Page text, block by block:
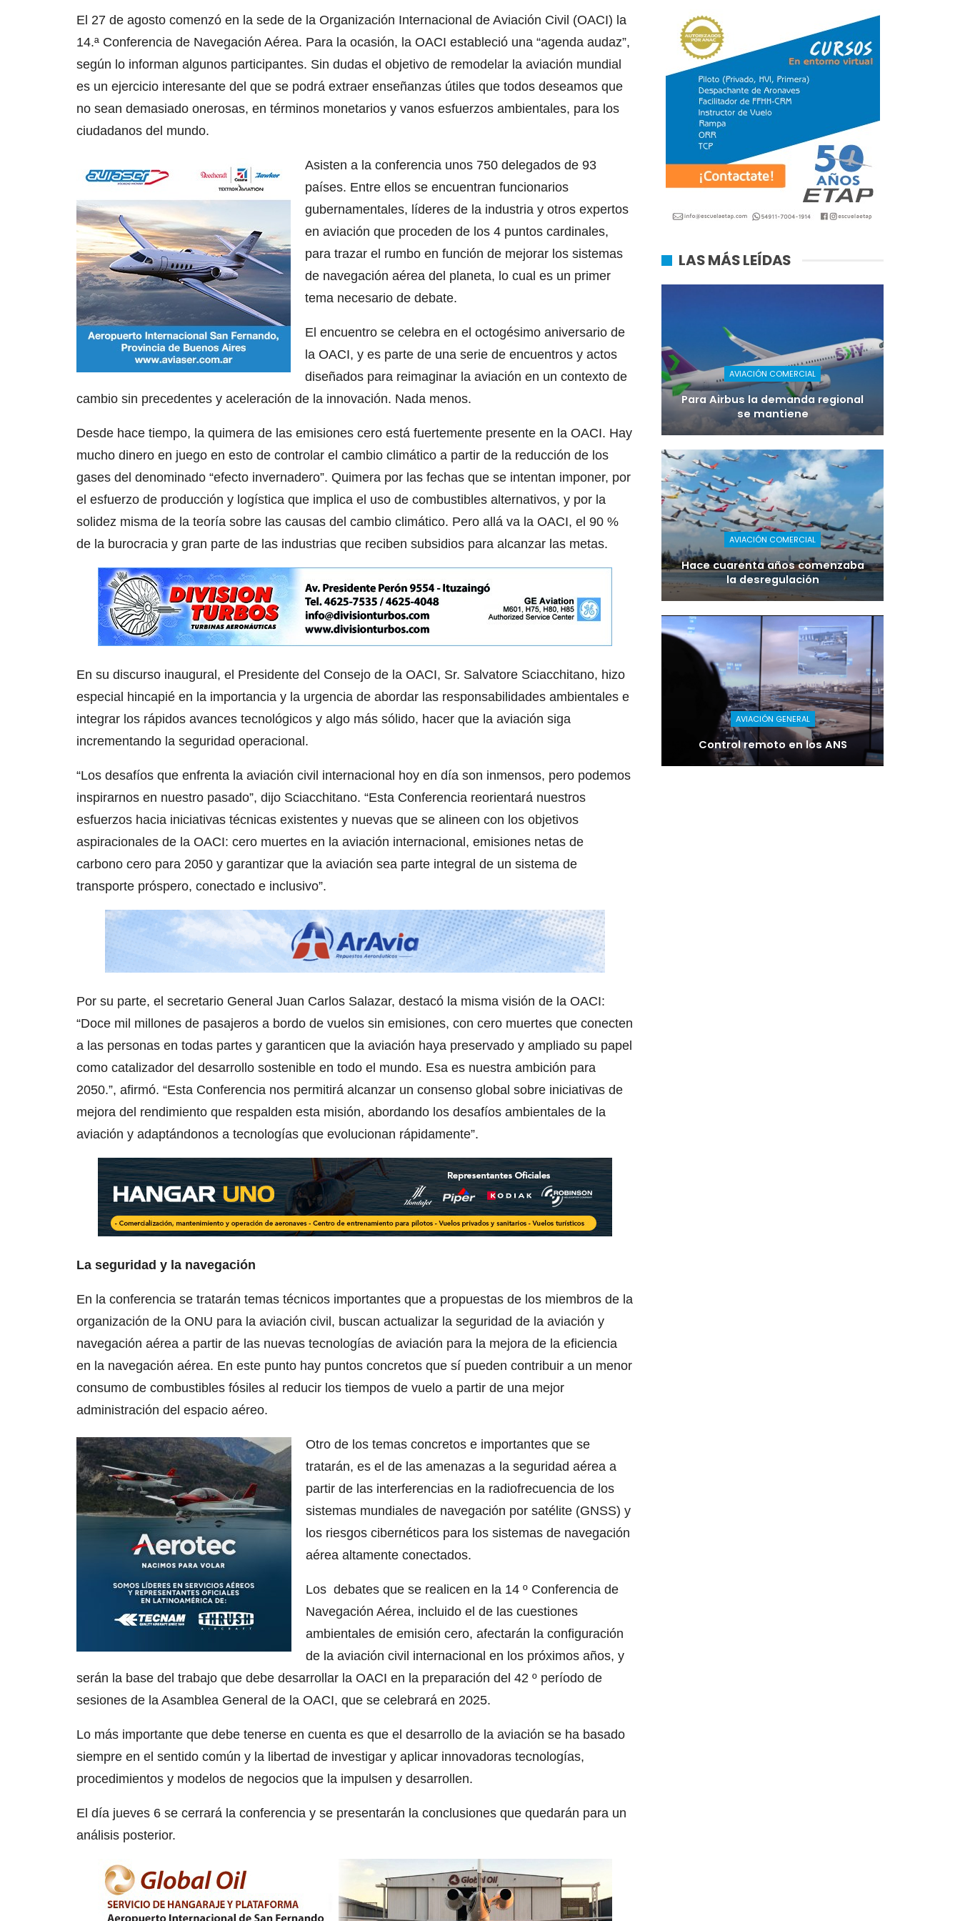
El 27 de agosto comenzó en la sede de la Organización Internacional de Aviación Civil (OACI) la
14.ª Conferencia de Navegación Aérea. Para la ocasión, la OACI estableció una “agenda audaz”,
según lo informan algunos participantes. Sin dudas el objetivo de remodelar la aviación mundial
es un ejercicio interesante del que se podrá extraer enseñanzas útiles que todos deseamos que
no sean demasiado onerosas, en términos monetarios y vanos esfuerzos ambientales, para los
ciudadanos del mundo.
Asisten a la conferencia unos 750 delegados de 93
países. Entre ellos se encuentran funcionarios
gubernamentales, líderes de la industria y otros expertos
en aviación que proceden de los 4 puntos cardinales,
para trazar el rumbo en función de mejorar los sistemas
de navegación aérea del planeta, lo cual es un primer
tema necesario de debate.
El encuentro se celebra en el octogésimo aniversario de
la OACI, y es parte de una serie de encuentros y actos
diseñados para reimaginar la aviación en un contexto de
cambio sin precedentes y aceleración de la innovación. Nada menos.
Desde hace tiempo, la quimera de las emisiones cero está fuertemente presente en la OACI. Hay
mucho dinero en juego en esto de controlar el cambio climático a partir de la reducción de los
gases del denominado “efecto invernadero”. Quimera por las fechas que se intentan imponer, por
el esfuerzo de producción y logística que implica el uso de combustibles alternativos, y por la
solidez misma de la teoría sobre las causas del cambio climático. Pero allá va la OACI, el 90 %
de la burocracia y gran parte de las industrias que reciben subsidios para alcanzar las metas.
En su discurso inaugural, el Presidente del Consejo de la OACI, Sr. Salvatore Sciacchitano, hizo
especial hincapié en la importancia y la urgencia de abordar las responsabilidades ambientales e
integrar los rápidos avances tecnológicos y algo más sólido, hacer que la aviación siga
incrementando la seguridad operacional.
“Los desafíos que enfrenta la aviación civil internacional hoy en día son inmensos, pero podemos
inspirarnos en nuestro pasado”, dijo Sciacchitano. “Esta Conferencia reorientará nuestros
esfuerzos hacia iniciativas técnicas existentes y nuevas que se alineen con los objetivos
aspiracionales de la OACI: cero muertes en la aviación internacional, emisiones netas de
carbono cero para 2050 y garantizar que la aviación sea parte integral de un sistema de
transporte próspero, conectado e inclusivo”.
Por su parte, el secretario General Juan Carlos Salazar, destacó la misma visión de la OACI:
“Doce mil millones de pasajeros a bordo de vuelos sin emisiones, con cero muertes que conecten
a las personas en todas partes y garanticen que la aviación haya preservado y ampliado su papel
como catalizador del desarrollo sostenible en todo el mundo. Esa es nuestra ambición para
2050.”, afirmó. “Esta Conferencia nos permitirá alcanzar un consenso global sobre iniciativas de
mejora del rendimiento que respalden esta misión, abordando los desafíos ambientales de la
aviación y adaptándonos a tecnologías que evolucionan rápidamente”.
La seguridad y la navegación
En la conferencia se tratarán temas técnicos importantes que a propuestas de los miembros de la
organización de la ONU para la aviación civil, buscan actualizar la seguridad de la aviación y
navegación aérea a partir de las nuevas tecnologías de aviación para la mejora de la eficiencia
en la navegación aérea. En este punto hay puntos concretos que sí pueden contribuir a un menor
consumo de combustibles fósiles al reducir los tiempos de vuelo a partir de una mejor
administración del espacio aéreo.
Otro de los temas concretos e importantes que se
tratarán, es el de las amenazas a la seguridad aérea a
partir de las interferencias en la radiofrecuencia de los
sistemas mundiales de navegación por satélite (GNSS) y
los riesgos cibernéticos para los sistemas de navegación
aérea altamente conectados.
Los debates que se realicen en la 14 º Conferencia de
Navegación Aérea, incluido el de las cuestiones
ambientales de emisión cero, afectarán la configuración
de la aviación civil internacional en los próximos años, y
serán la base del trabajo que debe desarrollar la OACI en la preparación del 42 º período de
sesiones de la Asamblea General de la OACI, que se celebrará en 2025.
Lo más importante que debe tenerse en cuenta es que el desarrollo de la aviación se ha basado
siempre en el sentido común y la libertad de investigar y aplicar innovadoras tecnologías,
procedimientos y modelos de negocios que la impulsen y desarrollen.
El día jueves 6 se cerrará la conferencia y se presentarán la conclusiones que quedarán para un
análisis posterior.
LAS MÁS LEÍDAS
AVIACIÓN COMERCIAL
Para Airbus la demanda regional
se mantiene
AVIACIÓN COMERCIAL
Hace cuarenta años comenzaba
la desregulación
AVIACIÓN GENERAL
Control remoto en los ANS